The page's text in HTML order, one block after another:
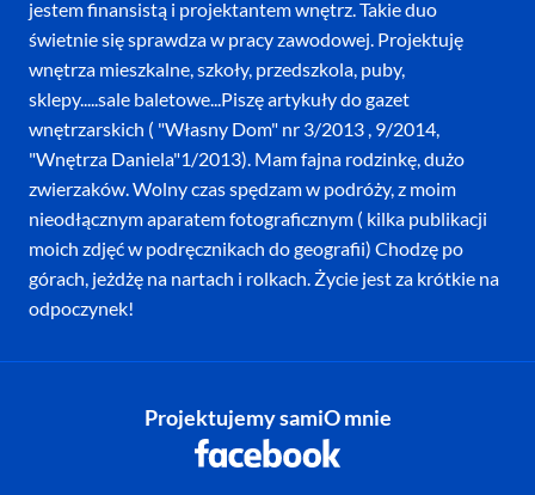
jestem finansistą i projektantem wnętrz. Takie duo
świetnie się sprawdza w pracy zawodowej. Projektuję
wnętrza mieszkalne, szkoły, przedszkola, puby,
sklepy.....sale baletowe...Piszę artykuły do gazet
wnętrzarskich ( "Własny Dom" nr 3/2013 , 9/2014,
"Wnętrza Daniela"1/2013). Mam fajna rodzinkę, dużo
zwierzaków. Wolny czas spędzam w podróży, z moim
nieodłącznym aparatem fotograficznym ( kilka publikacji
moich zdjęć w podręcznikach do geografii) Chodzę po
górach, jeżdżę na nartach i rolkach. Życie jest za krótkie na
odpoczynek!
Projektujemy samiO mnie